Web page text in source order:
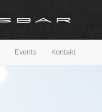
Events Kontakt